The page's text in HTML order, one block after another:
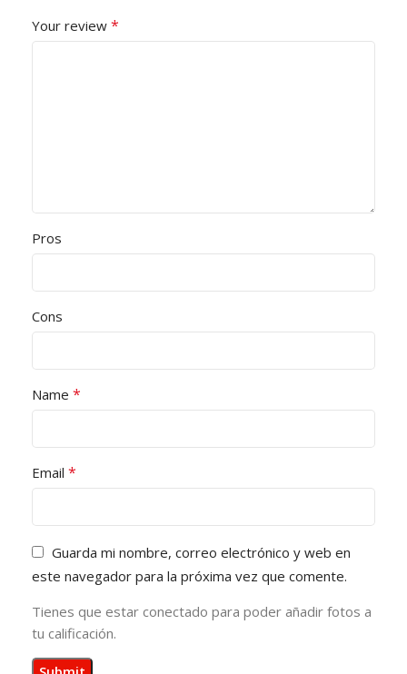
Your review *
Pros
Cons
Name *
Email *
Guarda mi nombre, correo electrónico y web en
este navegador para la próxima vez que comente.
Tienes que estar conectado para poder añadir fotos a
tu calificación.